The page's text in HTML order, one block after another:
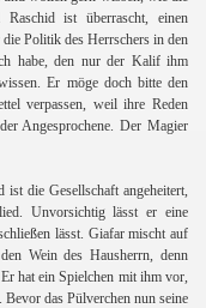
ist überrascht, einen
Politik des Herrschers in den
habe, den nur der Kalif ihm
Er möge doch bitte den
verpassen, weil ihre Reden
Angesprochene. Der Magier
die Gesellschaft angeheitert,
Unvorsichtig lässt er eine
lässt. Giafar mischt auf
Wein des Hausherrn, denn
hat ein Spielchen mit ihm vor,
das Pülverchen nun seine